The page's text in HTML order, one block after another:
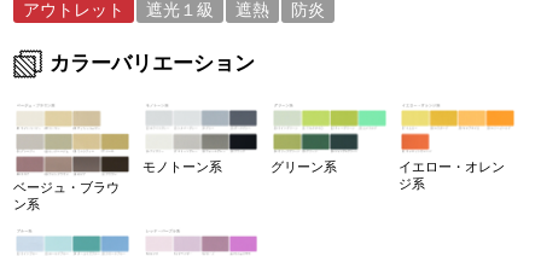
アウトレット 遮光１級 遮熱 防炎
カラーバリエーション
ベージュ・ブラウ
ン系
モノトーン系 グリーン系
イエロー・オレン
ジ系